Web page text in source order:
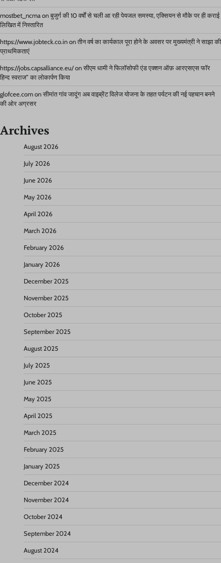
mostbet_ncma on बुजुर्ग की 10 वर्षों से चली आ रही पेयजल समस्या, एक्सियन से मौके पर ही कराई
लिखित में निस्तारित
https://www.jobteck.co.in on तीन वर्ष का कार्यकाल पूरा होने के अवसर पर मुख्यमंत्री ने साझा की
प्राथमिकताएं
https://jobs.capsalliance.eu/on सीएम धामी ने फिलॉसोफी एंड एक्शन ऑफ़ आरएसएस फॉर
हिन्द स्वराज” का लोकार्पण किया
glofcee.com on सीमांत गांव जादूंग अब वाइब्रेंट विलेज योजना के तहत पर्यटन की नई पहचान बनने
की ओर अग्रसर
Archives
August 2026
July 2026
June 2026
May 2026
April 2026
March 2026
February 2026
January 2026
December 2025
November 2025
October 2025
September 2025
August 2025
July 2025
June 2025
May 2025
April 2025
March 2025
February 2025
January 2025
December 2024
November 2024
October 2024
September 2024
August 2024